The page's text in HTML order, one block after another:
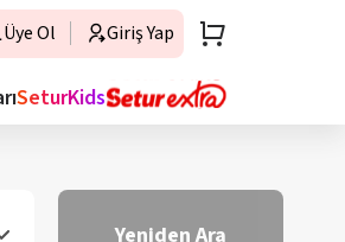
Üye Ol Giriş Yap
SeturKids
Yeniden Ara